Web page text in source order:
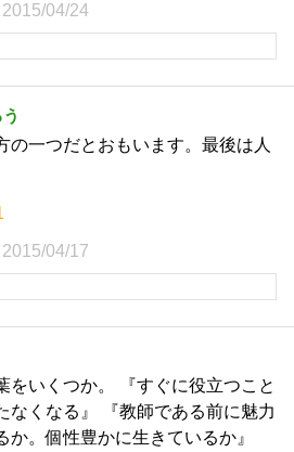
2015/04/24
一つだとおもいます。最後は人
2015/04/17
をいくつか。 『すぐに役立つこと
なくなる』 『教師である前に魅力
か。個性豊かに生きているか』